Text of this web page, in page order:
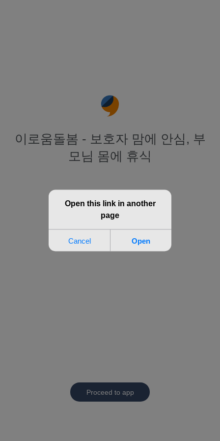
이로움돌봄 - 보호자 맘에 안심, 부
모님 몸에 휴식
Proceed to app